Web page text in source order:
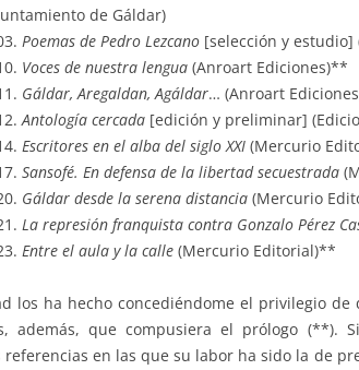
de Gáldar)
Poemas de Pedro Lezcano [selección y
Voces de nuestra lengua (Anroart Ediciones)**
Gáldar, Aregaldan, Agáldar… (Anroart
Antología cercada [edición y preliminar]
Escritores en el alba del siglo XXI (Mercurio
Sansofé. En defensa de la libertad secuestrada
Gáldar desde la serena distancia (Mercurio
La represión franquista contra Gonzalo Pérez
Entre el aula y la calle (Mercurio Editorial)**
los ha hecho concediéndome el privilegio
además, que compusiera el prólogo (**).
referencias en las que su labor ha sido la de